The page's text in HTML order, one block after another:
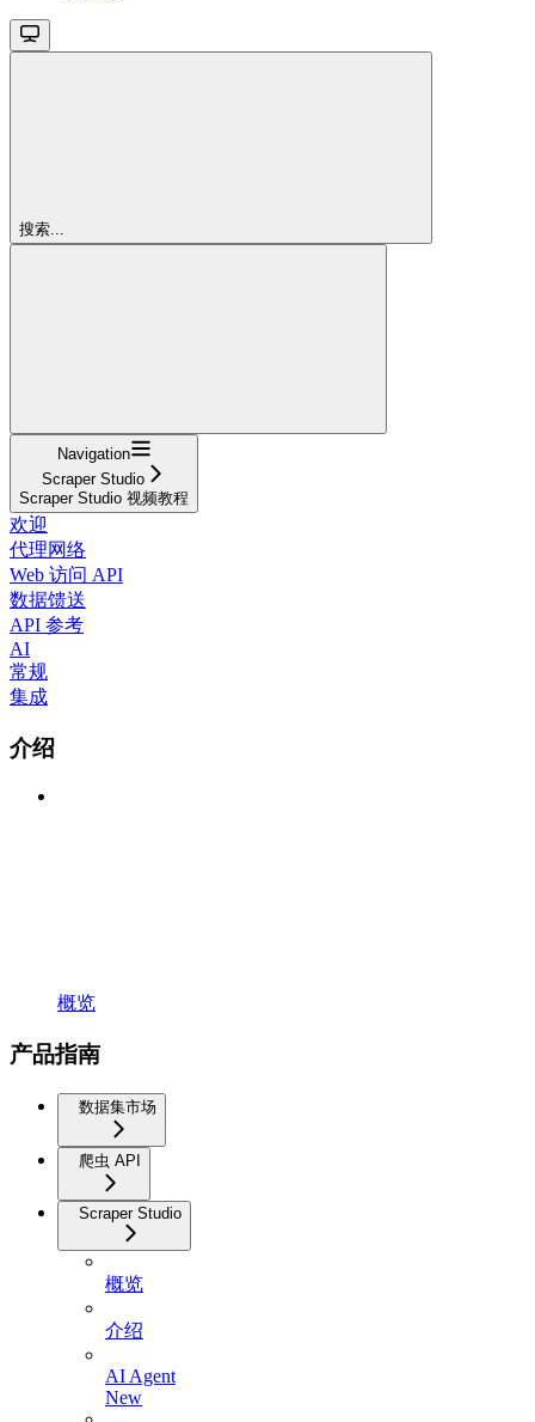
搜索...
Navigation
Scraper Studio
Scraper Studio 视频教程
欢迎
代理网络
Web 访问 API
数据馈送
API 参考
AI
常规
集成
介绍
概览
产品指南
数据集市场
爬虫 API
Scraper Studio
概览
介绍
AI Agent
New